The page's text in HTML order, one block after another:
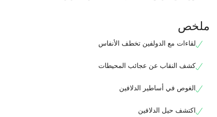
ملخص
لقاءات مع الدولفين تخطف الأنفاس
كشف النقاب عن عجائب المحيطات
الغوص في أساطير الدلافين
اكتشف حيل الدلافين